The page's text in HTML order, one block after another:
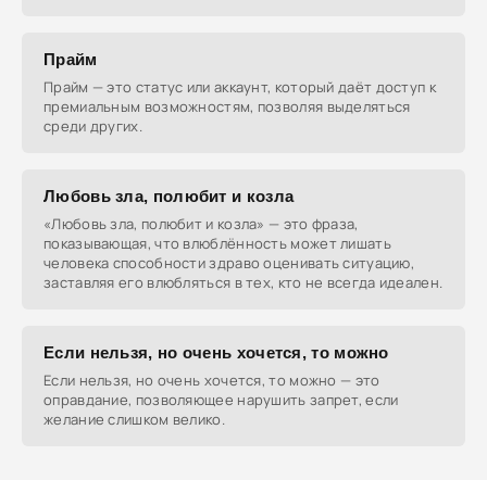
Прайм
Прайм — это статус или аккаунт, который даёт доступ к
премиальным возможностям, позволяя выделяться
среди других.
Любовь зла, полюбит и козла
«Любовь зла, полюбит и козла» — это фраза,
показывающая, что влюблённость может лишать
человека способности здраво оценивать ситуацию,
заставляя его влюбляться в тех, кто не всегда идеален.
Если нельзя, но очень хочется, то можно
Если нельзя, но очень хочется, то можно — это
оправдание, позволяющее нарушить запрет, если
желание слишком велико.